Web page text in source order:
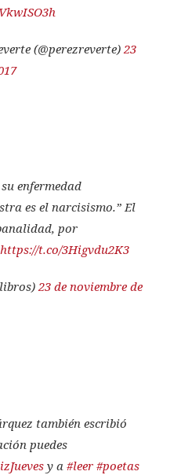
(@perezreverte)23
enfermedad
es el narcisismo.” El
por
https://t.co/3Higvdu2K3
23 de noviembre de
también escribió
puedes
y a #leer #poetas